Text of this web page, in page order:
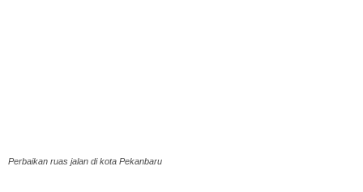
Perbaikan ruas jalan di kota Pekanbaru